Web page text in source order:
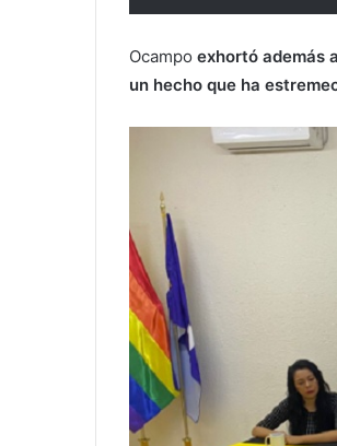
Ocampo exhortó además
un hecho que ha